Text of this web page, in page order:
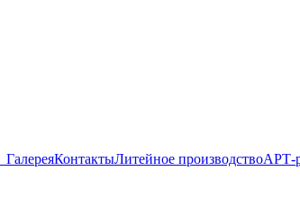
ГалереяКонтактыЛитейное производствоАРТ-